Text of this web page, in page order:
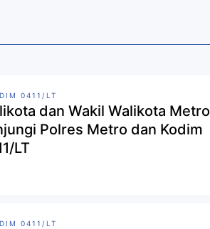
0411/LT
dan Wakil Walikota Metro
Polres Metro dan Kodim
LT
0411/LT